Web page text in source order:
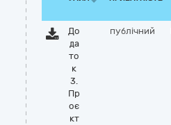
До
да
то
к
3.
Пр
оє
кт
публічний